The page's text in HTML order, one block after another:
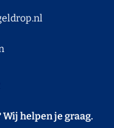
helpen je graag.